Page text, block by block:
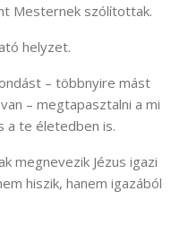
Mesternek szólítottak.
helyzet.
– többnyire mást
– megtapasztalni a mi
a te életedben is.
megnevezik Jézus igazi
hiszik, hanem igazából